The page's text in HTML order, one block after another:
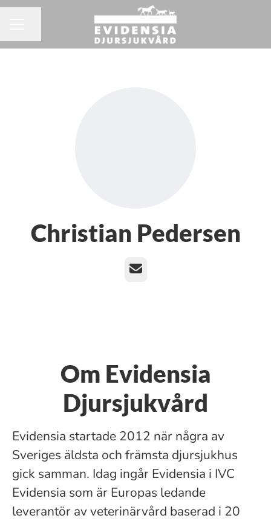
Christian Pedersen
E-post
Om Evidensia
Djursjukvård
Evidensia startade 2012 när några av
Sveriges äldsta och främsta djursjukhus
gick samman. Idag ingår Evidensia i IVC
Evidensia som är Europas ledande
leverantör av veterinärvård baserad i 20